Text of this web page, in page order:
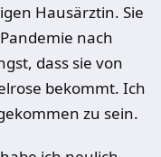
Hausärztin. Sie
nach
dass sie von
bekommt. Ich
zu sein.